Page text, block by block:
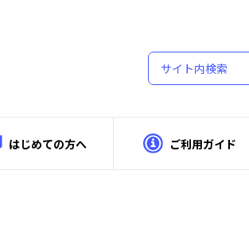
はじめての方へ ご利用ガイド